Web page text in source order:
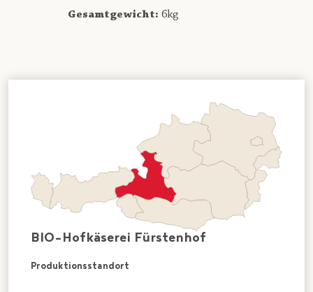
Gesamtgewicht: 6kg
BIO-Hofkäserei Fürstenhof
Produktionsstandort